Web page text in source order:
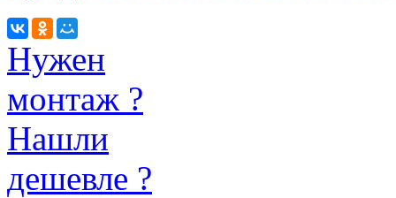
Нужен
монтаж ?
Нашли
дешевле ?